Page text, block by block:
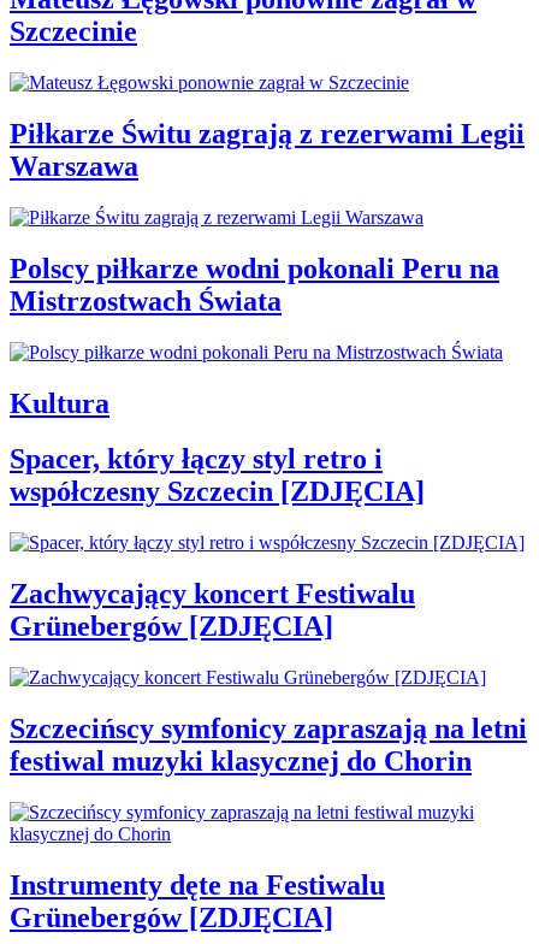
Szczecinie
Piłkarze Świtu zagrają z rezerwami Legii
Warszawa
Polscy piłkarze wodni pokonali Peru na
Mistrzostwach Świata
Kultura
Spacer, który łączy styl retro i
współczesny Szczecin [ZDJĘCIA]
Zachwycający koncert Festiwalu
Grünebergów [ZDJĘCIA]
Szczecińscy symfonicy zapraszają na letni
festiwal muzyki klasycznej do Chorin
Instrumenty dęte na Festiwalu
Grünebergów [ZDJĘCIA]